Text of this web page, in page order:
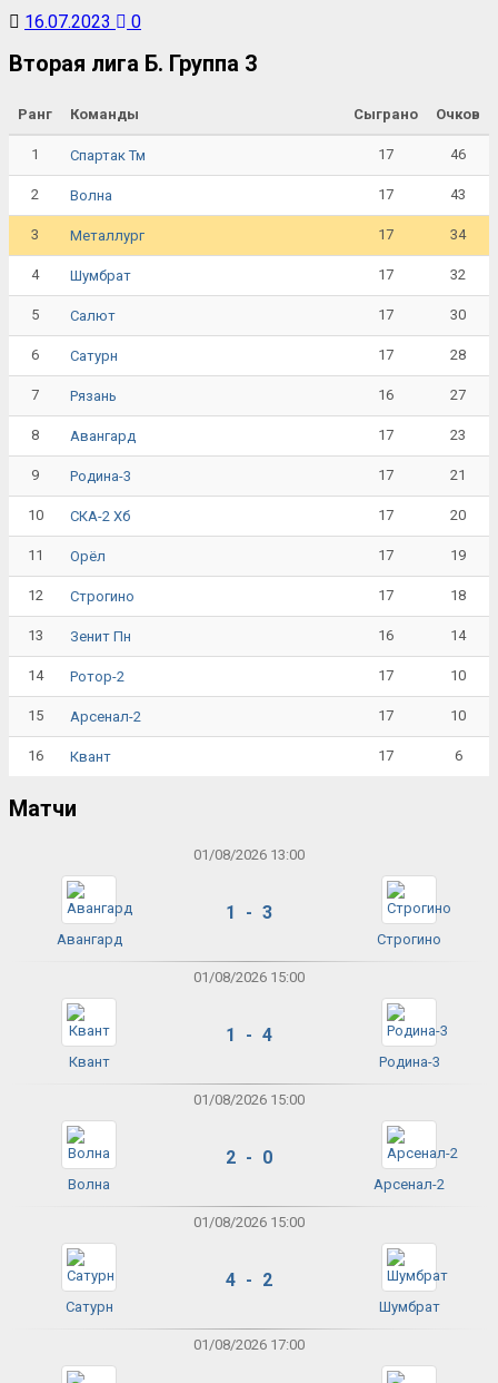
16.07.2023 0
Вторая лига Б. Группа 3
Ранг Команды Сыграно Очков
1 Спартак Тм 17 46
2 Волна 17 43
3 Металлург 17 34
4 Шумбрат 17 32
5 Салют 17 30
6 Сатурн 17 28
7 Рязань 16 27
8 Авангард 17 23
9 Родина-3 17 21
10 СКА-2 Хб 17 20
11 Орёл 17 19
12 Строгино 17 18
13 Зенит Пн 16 14
14 Ротор-2 17 10
15 Арсенал-2 17 10
16 Квант 17 6
Матчи
01/08/2026 13:00
Авангард
1 - 3
Строгино
01/08/2026 15:00
Квант
1 - 4
Родина-3
01/08/2026 15:00
Волна
2 - 0
Арсенал-2
01/08/2026 15:00
Сатурн
4 - 2
Шумбрат
01/08/2026 17:00